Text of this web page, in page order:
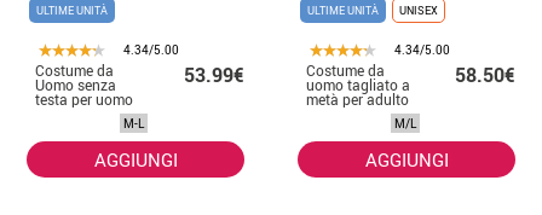
ULTIME UNITÀ
4.34/5.00
Costume da
Uomo senza
testa per uomo
53.99€
M-L
AGGIUNGI
ULTIME UNITÀ
UNISEX
4.34/5.00
Costume da
uomo tagliato a
metà per adulto
58.50€
M/L
AGGIUNGI